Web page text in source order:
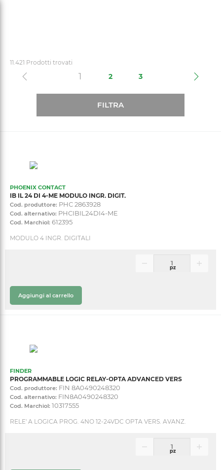
11.421 Prodotti trovati
1 (current)
2 3
FILTRA
PHOENIX CONTACT
IB IL 24 DI 4-ME MODULO INGR. DIGIT.
Cod. produttore: PHC 2863928
Cod. alternativo: PHCIBIL24DI4-ME
Cod. Marchiol: 612395
MODULO 4 INGR. DIGITALI
pz
Aggiungi al carrello
FINDER
PROGRAMMABLE LOGIC RELAY-OPTA ADVANCED VERS
Cod. produttore: FIN 8A0490248320
Cod. alternativo: FIN8A0490248320
Cod. Marchiol: 10317555
RELE' A LOGICA PROG. 4NO 12-24VDC OPTA VERS. AVANZ.
pz